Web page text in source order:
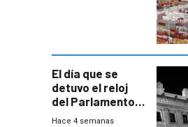
El día que se
detuvo el reloj
del Parlamento
para negociar
Hace 4 semanas